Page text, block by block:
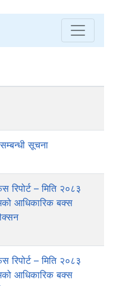
सूचना
रिपोर्ट – मिति २०८३
आधिकारिक बक्स
रिपोर्ट – मिति २०८३
आधिकारिक बक्स